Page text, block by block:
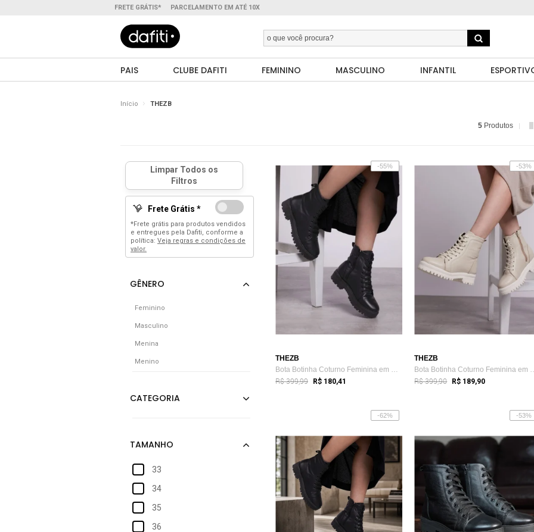
FRETE GRÁTIS* PARCELAMENTO EM ATÉ 10X
PAIS CLUBE DAFITI FEMININO MASCULINO INFANTIL
Início THEZB
5 Produtos
Frete Grátis *
*Frete grátis para produtos vendidos
e entregues pela Dafiti, conforme a
política: Veja regras e condições de
valor.
Feminino
Masculino
Menina
Menino
33
34
35
36
-55%
THEZB
Bota Botinha Coturno Feminina em Couro C...
R$ 399,99 R$ 180,41
-53%
THEZB
Bota Botinha
R$ 399,90 R$ 189,90
-62% -53%